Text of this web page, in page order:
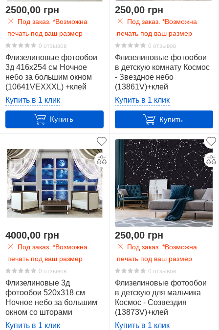
белый
синий
фиолетовый
26
черный
22
2500,00 грн
Под заказ. *Возможна
печать под ваш размер
0 отзывов
Флизелиновые фотообои
3д 416x254 см Ночное
небо за большим окном
(10641VEXXXL) +клей
Купить в 1 клик
Купить
250,00 грн
Под заказ. *Возможна
печать под ваш размер
0 отзывов
Флизелиновые фотообои
в детскую комнату Космос
- Звездное небо
(13861V)+клей
Купить в 1 клик
Купить
4000,00 грн
Под заказ. *Возможна
печать под ваш размер
0 отзывов
Флизелиновые 3д
фотообои 520x318 см
Ночное небо за большим
окном со шторами
(10625VEXXXXXL) +клей
Купить в 1 клик
250,00 грн
Под заказ. *Возможна
печать под ваш размер
0 отзывов
Флизелиновые фотообои
в детскую для мальчика
Космос - Созвездия
(13873V)+клей
Купить в 1 клик